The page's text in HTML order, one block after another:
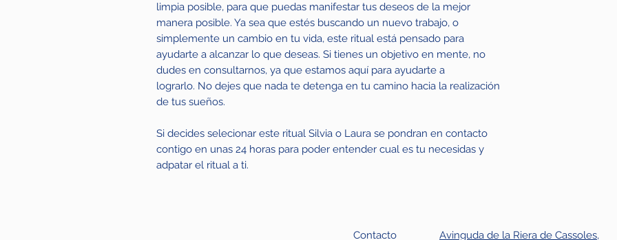
limpia posible, para que puedas manifestar tus deseos de la mejor
manera posible. Ya sea que estés buscando un nuevo trabajo, o
simplemente un cambio en tu vida, este ritual está pensado para
ayudarte a alcanzar lo que deseas. Si tienes un objetivo en mente, no
dudes en consultarnos, ya que estamos aquí para ayudarte a
lograrlo. No dejes que nada te detenga en tu camino hacia la realización
de tus sueños.
Si decides selecionar este ritual Silvia o Laura se pondran en contacto
contigo en unas 24 horas para poder entender cual es tu necesidas y
adpatar el ritual a ti.
Contacto Avinguda de la Riera de Cassoles,